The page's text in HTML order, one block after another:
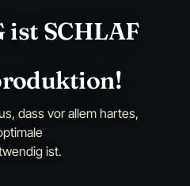
ist SCHLAF
dass vor allem hartes,
ist.